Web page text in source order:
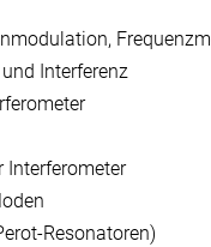
Interferenz
Interferometer
Resonatoren)